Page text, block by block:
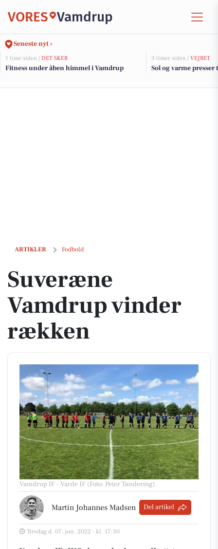
VORES Vamdrup
Seneste nyt ›
1 time siden | DET SKER
Fitness under åben himmel i Vamdrup
3 timer siden | VEJRET
Sol og varme
ARTIKLER Fodbold
Suveræne Vamdrup vinder rækken
Suveræne
Vamdrup vinder
rækken
Vamdrup IF - Varde IF (Foto: Peter Tøndering)
Martin Johannes Madsen Del artikel
Tirsdag d. 07. jun. 2022 - kl. 17:30